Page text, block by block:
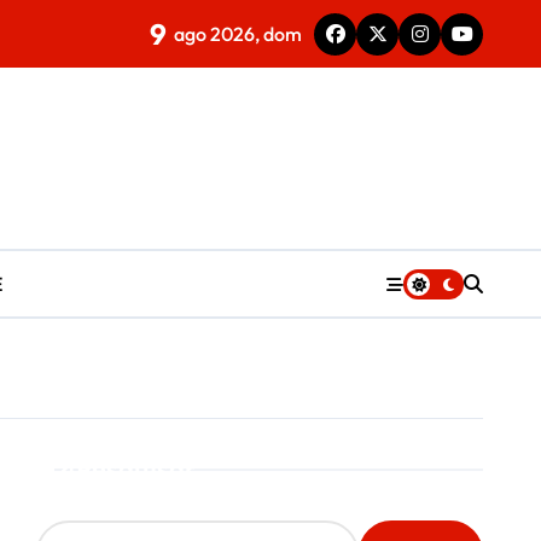
9 ago 2026, dom